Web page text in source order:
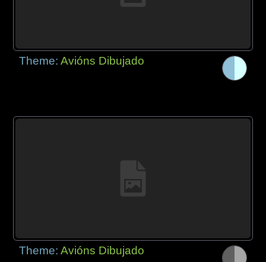
Theme:Avións Dibujado
Theme:Avións Dibujado